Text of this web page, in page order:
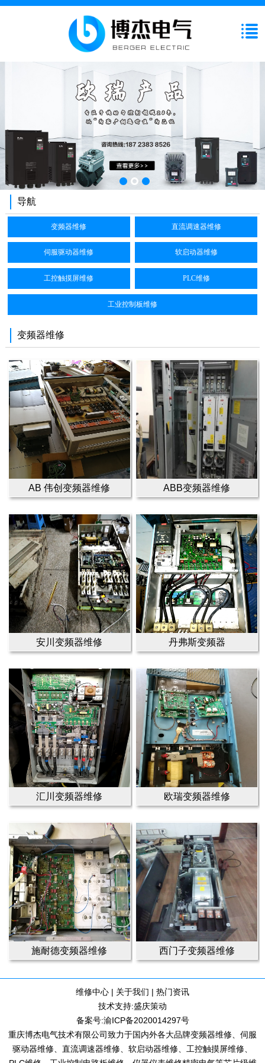
导航
变频器维修 直流调速器维修
伺服驱动器维修 软启动器维修
工控触摸屏维修 PLC维修
工业控制板维修
变频器维修
AB 伟创变频器维修 ABB变频器维修
安川变频器维修 丹弗斯变频器
汇川变频器维修 欧瑞变频器维修
施耐德变频器维修 西门子变频器维修
维修中心 | 关于我们 | 热门资讯
技术支持:盛庆策动
备案号:渝ICP备2020014297号
重庆博杰电气技术有限公司致力于国内外各大品牌变频器维修、伺服
驱动器维修、直流调速器维修、软启动器维修、工控触摸屏维修、